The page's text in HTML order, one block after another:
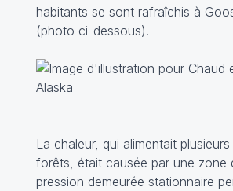
habitants se sont rafraîchis à
(photo ci-dessous).
La chaleur, qui alimentait
forêts, était causée par une zone
pression demeurée stationnaire